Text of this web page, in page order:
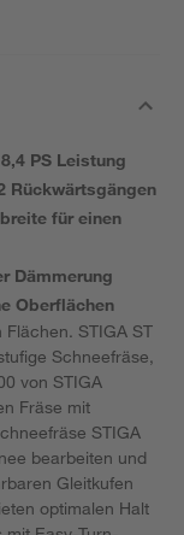
PS Leistung
Rückwärtsgängen
für einen
Dämmerung
Oberflächen
STIGA ST
Schneefräse,
von STIGA
Fräse mit
STIGA
bearbeiten und
Gleitkufen
optimalen Halt